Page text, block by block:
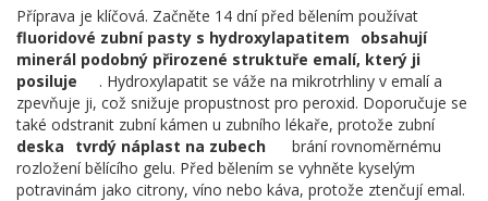
Příprava je klíčová. Začněte 14 dní před bělením používat
fluoridové zubní pasty s hydroxylapatitem
obsahují
minerál podobný přirozené struktuře emalí, který ji
posiluje
. Hydroxylapatit se váže na mikrotrhliny v emalí a
zpevňuje ji, což snižuje propustnost pro peroxid. Doporučuje se
také odstranit zubní kámen u zubního lékaře, protože zubní
deska
tvrdý náplast na zubech
brání rovnoměrnému
rozložení bělícího gelu. Před bělením se vyhněte kyselým
potravinám jako citrony, víno nebo káva, protože ztenčují emal.